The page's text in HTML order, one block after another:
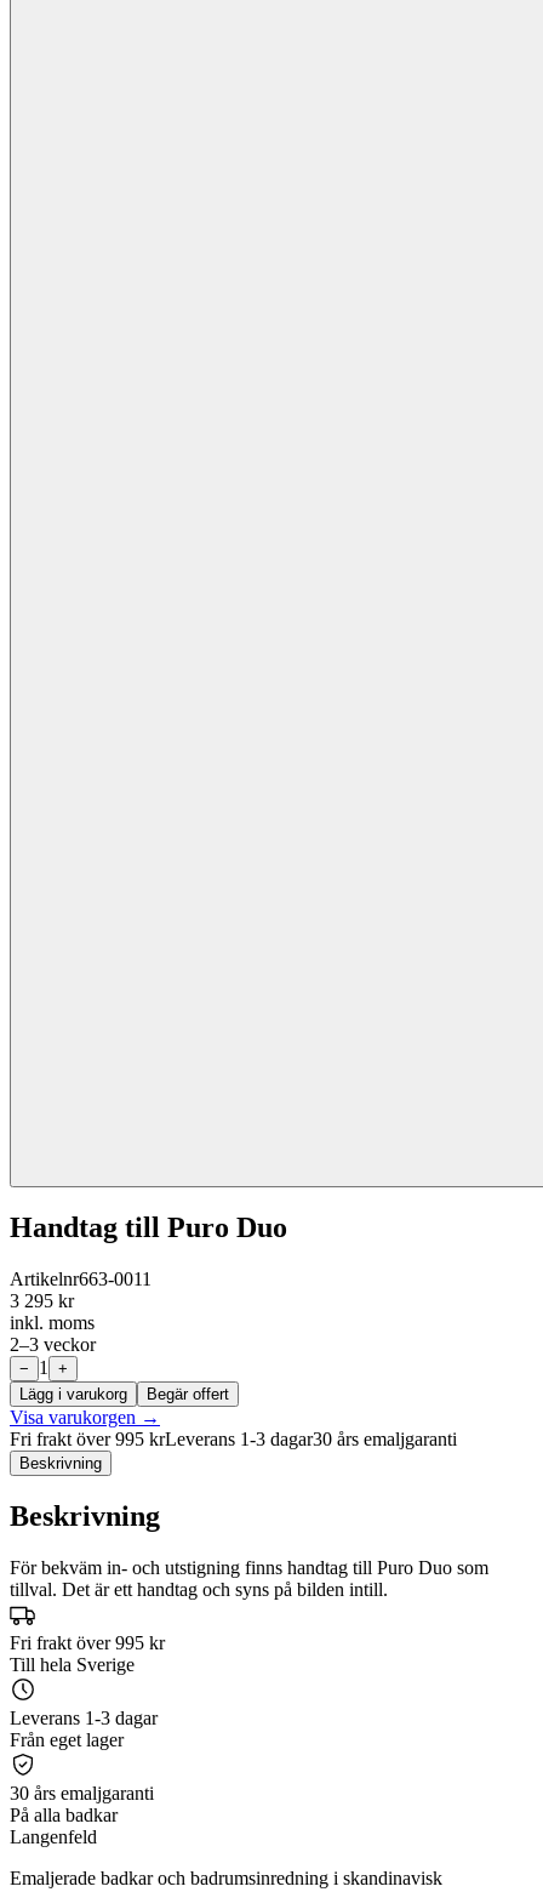
Handtag till Puro Duo
Artikelnr663-0011
3 295 kr
inkl. moms
2–3 veckor
− 1
+
Lägg i varukorg
Begär offert
Visa varukorgen →
Fri frakt över 995 krLeverans 1-3 dagar30 års emaljgaranti
Beskrivning
Beskrivning
För bekväm in- och utstigning finns handtag till Puro Duo som
tillval. Det är ett handtag och syns på bilden intill.
Fri frakt över 995 kr
Till hela Sverige
Leverans 1-3 dagar
Från eget lager
30 års emaljgaranti
På alla badkar
Langenfeld
Emaljerade badkar och badrumsinredning i skandinavisk